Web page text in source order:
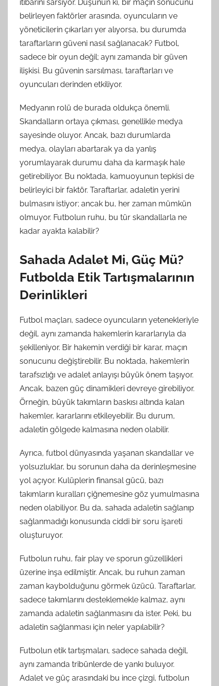
itibarını sarsıyor. Düşünün ki, bir maçın sonucunu
belirleyen faktörler arasında, oyuncuların ve
yöneticilerin çıkarları yer alıyorsa, bu durumda
taraftarların güveni nasıl sağlanacak? Futbol,
sadece bir oyun değil; aynı zamanda bir güven
ilişkisi. Bu güvenin sarsılması, taraftarları ve
oyuncuları derinden etkiliyor.
Medyanın rolü de burada oldukça önemli.
Skandalların ortaya çıkması, genellikle medya
sayesinde oluyor. Ancak, bazı durumlarda
medya, olayları abartarak ya da yanlış
yorumlayarak durumu daha da karmaşık hale
getirebiliyor. Bu noktada, kamuoyunun tepkisi de
belirleyici bir faktör. Taraftarlar, adaletin yerini
bulmasını istiyor; ancak bu, her zaman mümkün
olmuyor. Futbolun ruhu, bu tür skandallarla ne
kadar ayakta kalabilir?
Sahada Adalet Mi, Güç Mü?
Futbolda Etik Tartışmalarının
Derinlikleri
Futbol maçları, sadece oyuncuların yetenekleriyle
değil, aynı zamanda hakemlerin kararlarıyla da
şekilleniyor. Bir hakemin verdiği bir karar, maçın
sonucunu değiştirebilir. Bu noktada, hakemlerin
tarafsızlığı ve adalet anlayışı büyük önem taşıyor.
Ancak, bazen güç dinamikleri devreye girebiliyor.
Örneğin, büyük takımların baskısı altında kalan
hakemler, kararlarını etkileyebilir. Bu durum,
adaletin gölgede kalmasına neden olabilir.
Ayrıca, futbol dünyasında yaşanan skandallar ve
yolsuzluklar, bu sorunun daha da derinleşmesine
yol açıyor. Kulüplerin finansal gücü, bazı
takımların kuralları çiğnemesine göz yumulmasına
neden olabiliyor. Bu da, sahada adaletin sağlanıp
sağlanmadığı konusunda ciddi bir soru işareti
oluşturuyor.
Futbolun ruhu, fair play ve sporun güzellikleri
üzerine inşa edilmiştir. Ancak, bu ruhun zaman
zaman kaybolduğunu görmek üzücü. Taraftarlar,
sadece takımlarını desteklemekle kalmaz, aynı
zamanda adaletin sağlanmasını da ister. Peki, bu
adaletin sağlanması için neler yapılabilir?
Futbolun etik tartışmaları, sadece sahada değil,
aynı zamanda tribünlerde de yankı buluyor.
Adalet ve güç arasındaki bu ince çizgi, futbolun